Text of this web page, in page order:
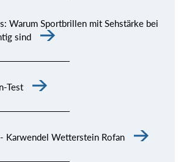
Warum Sportbrillen mit Sehstärke bei
sind
Test
Karwendel Wetterstein Rofan